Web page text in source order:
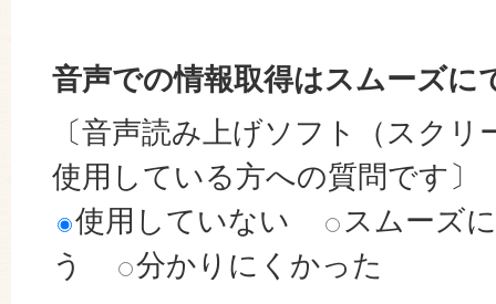
音声での情報取得はスムーズに
〔音声読み上げソフト（スク
使用している方への質問です〕
使用していない
スムーズ
う
分かりにくかった